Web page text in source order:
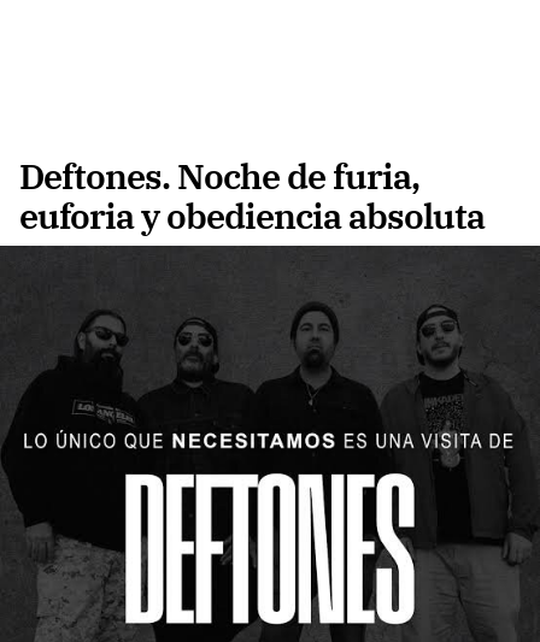
Deftones. Noche de furia,
euforia y obediencia absoluta